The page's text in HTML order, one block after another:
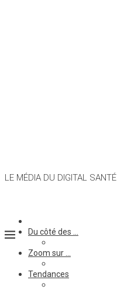
LE MÉDIA DU DIGITAL SANTÉ
Du côté des …
Zoom sur …
Tendances